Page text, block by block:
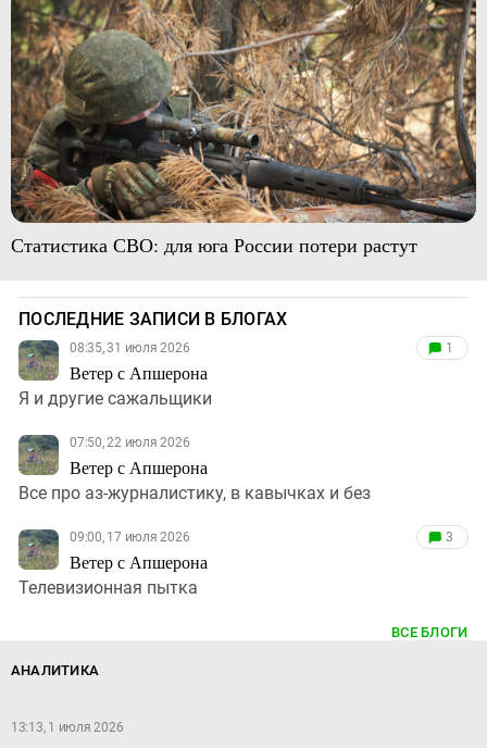
Статистика СВО: для юга России потери растут
ПОСЛЕДНИЕ ЗАПИСИ В БЛОГАХ
08:35, 31 июля 2026
Ветер с Апшерона
1
Я и другие сажальщики
07:50, 22 июля 2026
Ветер с Апшерона
Все про аз-журналистику, в кавычках и без
09:00, 17 июля 2026
Ветер с Апшерона
3
Телевизионная пытка
ВСЕ БЛОГИ
АНАЛИТИКА
13:13, 1 июля 2026